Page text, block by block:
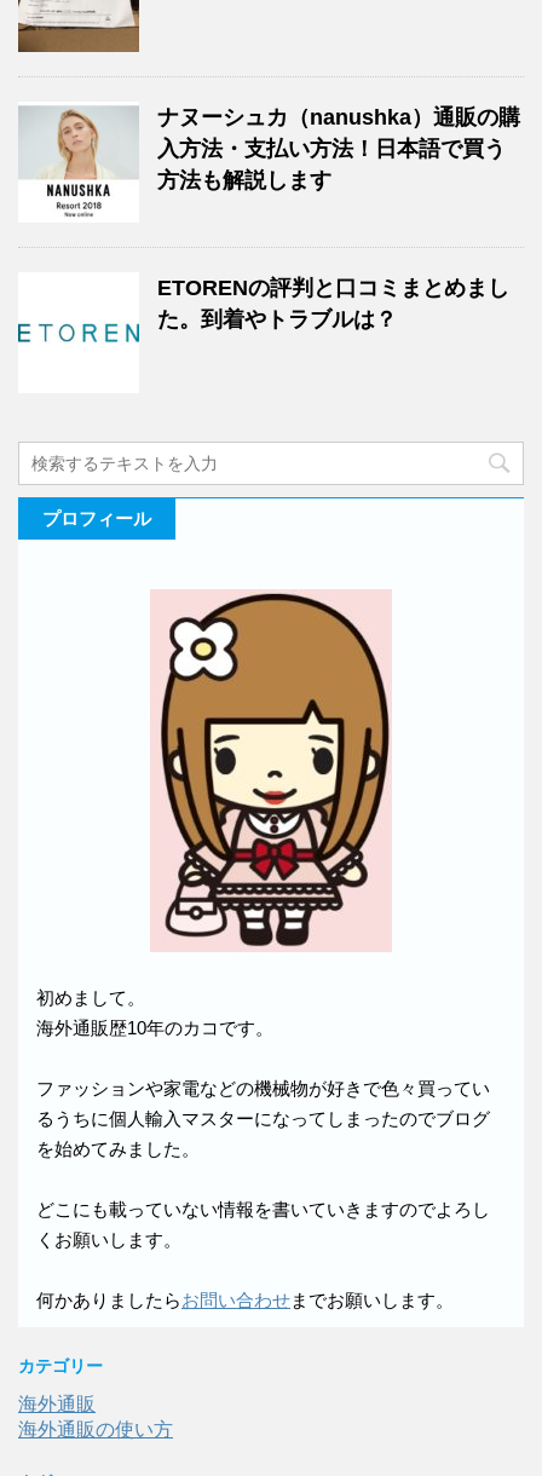
ナヌーシュカ（nanushka）通販の購
入方法・支払い方法！日本語で買う
方法も解説します
ETORENの評判と口コミまとめまし
た。到着やトラブルは？
プロフィール
初めまして。
海外通販歴10年のカコです。
ファッションや家電などの機械物が好きで色々買ってい
るうちに個人輸入マスターになってしまったのでブログ
を始めてみました。
どこにも載っていない情報を書いていきますのでよろし
くお願いします。
何かありましたらお問い合わせまでお願いします。
カテゴリー
海外通販
海外通販の使い方